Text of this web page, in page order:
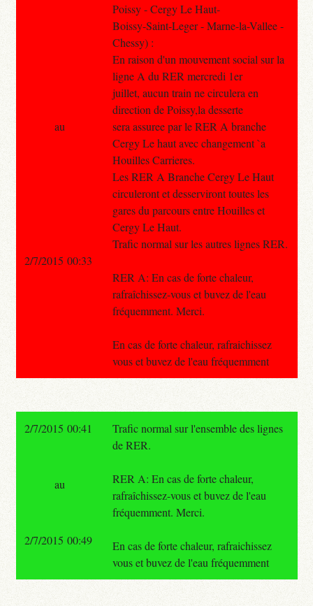
Poissy - Cergy Le Haut-
Boissy-Saint-Leger - Marne-la-Vallee -
Chessy) :
En raison d'un mouvement social sur la
ligne A du RER mercredi 1er
juillet, aucun train ne circulera en
direction de Poissy,la desserte
sera assuree par le RER A branche
Cergy Le haut avec changement `a
Houilles Carrieres.
Les RER A Branche Cergy Le Haut
circuleront et desserviront toutes les
gares du parcours entre Houilles et
Cergy Le Haut.
Trafic normal sur les autres lignes RER.
RER A: En cas de forte chaleur,
rafraîchissez-vous et buvez de l'eau
fréquemment. Merci.
En cas de forte chaleur, rafraichissez
vous et buvez de l'eau fréquemment
au
2/7/2015 00:33
2/7/2015 00:41
Trafic normal sur l'ensemble des lignes
de RER.
RER A: En cas de forte chaleur,
rafraîchissez-vous et buvez de l'eau
fréquemment. Merci.
En cas de forte chaleur, rafraichissez
vous et buvez de l'eau fréquemment
au
2/7/2015 00:49